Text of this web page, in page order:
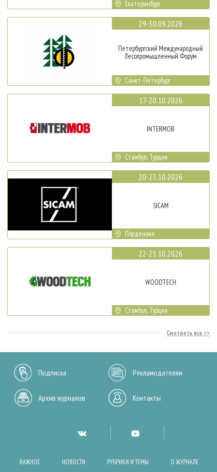
Екатеринбург
29-30.09.2026
Петербургский Международный
Лесопромышленный Форум
Санкт-Петербург
17-20.10.2026
INTERMOB
Стамбул, Турция
20-23.10.2026
SICAM
Порденоне
22-25.10.2026
WOODTECH
Стамбул, Турция
Смотреть все
Подписка Рекламодателям
Архив журналов Контакты
ВАЖНОЕ НОВОСТИ РУБРИКИ И ТЕМЫ О ЖУРНАЛЕ